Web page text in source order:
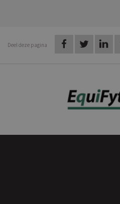
Deel deze pagina op Facebook
op